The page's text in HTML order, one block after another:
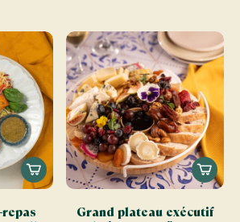
Grand plateau exécutif